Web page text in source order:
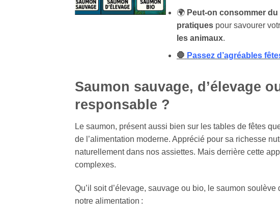
🌍 Peut-on consommer
pratiquespour savourer
les animaux.
🛑 Passez d’agréables
Saumon sauvage, d’élevage
responsable ?
Le saumon, présent aussi bien sur les tables de fêtes
de l’alimentation moderne. Apprécié pour sa richesse
naturellement dans nos assiettes. Mais derrière cette
complexes.
Qu’il soit d’élevage, sauvage ou bio, le saumon
notre alimentation :